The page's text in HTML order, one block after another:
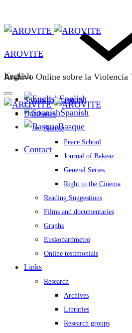
English
English
Spanish
Basque
Contact
AROVITE
Archivo Online sobre la Violencia
Spaces for memory
Databases
Bakeaz
Peace School
Journal of Bakeaz
General Series
Right to the Cinema
Reading Suggestions
Films and documentaries
Graphs
Euskobarómetro
Online testimonials
Links
Research
Archives
Libraries
Research groups